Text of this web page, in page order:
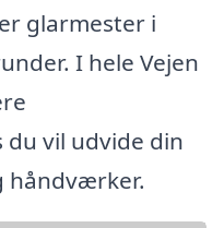
glarmester i
I hele Vejen
vil udvide din
håndværker.